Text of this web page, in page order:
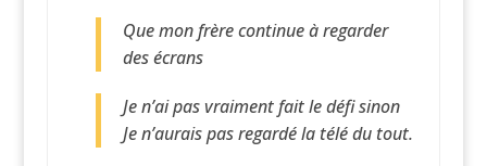
Que mon frère continue à regarder
des écrans
Je n’ai pas vraiment fait le défi sinon
Je n’aurais pas regardé la télé du tout.